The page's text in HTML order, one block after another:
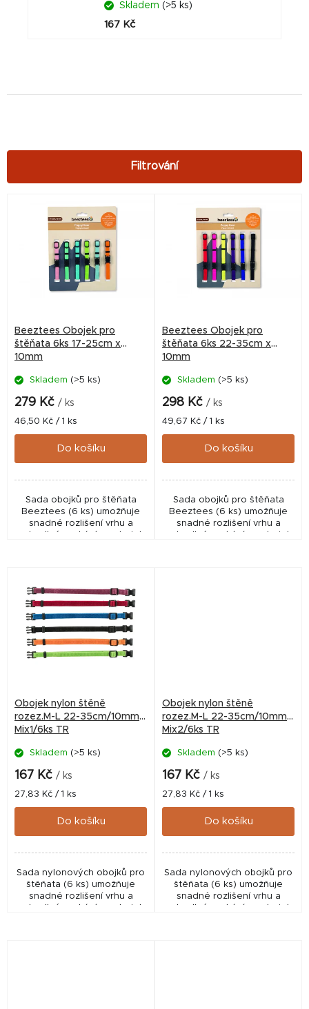
Skladem (>5 ks)
167 Kč
o
d
Beeztees Obojek pro
štěňata 6ks 17-25cm x
10mm
Skladem (>5 ks)
279 Kč / ks
Měrná
cena:
46,50 Kč / 1 ks
Do košíku
Sada obojků pro štěňata
Beeztees (6 ks) umožňuje
snadné rozlišení vrhu a
pohodlné zvykání na obojek
Beeztees Obojek pro
štěňata 6ks 22-35cm x
10mm
Skladem (>5 ks)
298 Kč / ks
Měrná
cena:
49,67 Kč / 1 ks
Do košíku
Sada obojků pro štěňata
Beeztees (6 ks) umožňuje
snadné rozlišení vrhu a
pohodlné zvykání na obojek
Obojek nylon štěně
rozez.M-L 22-35cm/10mm
Mix1/6ks TR
Skladem (>5 ks)
167 Kč / ks
Měrná
cena:
27,83 Kč / 1 ks
Do košíku
Sada nylonových obojků pro
štěňata (6 ks) umožňuje
snadné rozlišení vrhu a
Obojek nylon štěně
rozez.M-L 22-35cm/10mm
Mix2/6ks TR
Skladem (>5 ks)
167 Kč / ks
Měrná
cena:
27,83 Kč / 1 ks
Do košíku
Sada nylonových obojků pro
štěňata (6 ks) umožňuje
snadné rozlišení vrhu a